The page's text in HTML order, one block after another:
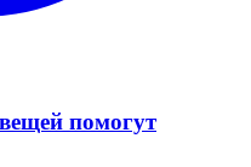
помогут